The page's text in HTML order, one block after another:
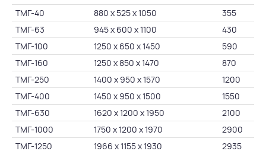
ТМГ-40
880 х 525 х 1050
355
ТМГ-63
945 х 600 х 1100
430
ТМГ-100
1250 х 650 х 1450
590
ТМГ-160
1250 х 850 х 1470
870
ТМГ-250
1400 х 950 х 1570
1200
ТМГ-400
1450 х 950 х 1500
1550
ТМГ-630
1620 х 1200 х 1950
2100
ТМГ-1000
1750 х 1200 х 1970
2900
ТМГ-1250
1966 х 1155 х 1930 2935